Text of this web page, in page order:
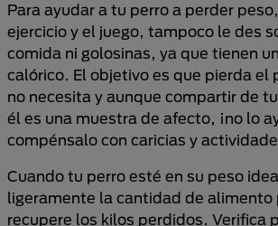
Para ayudar a tu perro a perder
ejercicio y el juego, tampoco le des
comida ni golosinas, ya que tienen
calórico. El objetivo es que pierda el
no necesita y aunque compartir de
él es una muestra de afecto, ¡no lo
compénsalo con caricias y
Cuando tu perro esté en su peso
ligeramente la cantidad de alimento
recupere los kilos perdidos. Verifica